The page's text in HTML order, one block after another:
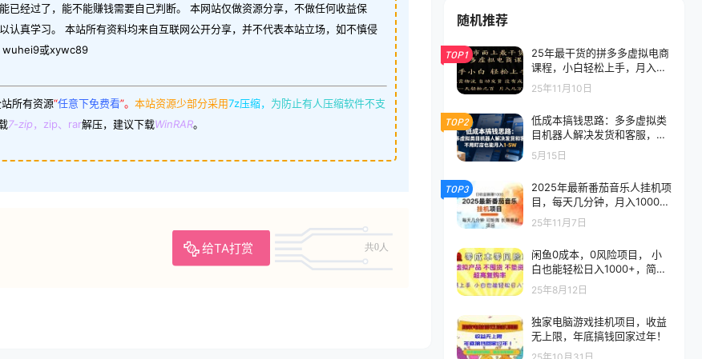
经过了，能不能赚钱需要自己判断。 本网站仅做资源分享，不做任何收益保
认真学习。 本站所有资料均来自互联网公开分享，并不代表本站立场，如不慎侵
wuhei9或xywc89
所有资源“任意下免费看”。 本站资源少部分采用7z压缩， 为防止有人压缩软件不支
7-zip，zip、rar解压，建议下载WinRAR。
给TA打赏 共0人
随机推荐
TOP1
25年最干货的拼多多虚拟电商
课程，小白轻松上手，月入过
万只是门槛！虚拟电商，如皓
月见青天！
25年11月10日
TOP2
低成本搞钱思路：多多虚拟类
目机器人解决发货和客服，不
用盯店也能月入1-5W
5月15日
TOP3
2025年最新番茄音乐人挂机项
目，每天几分钟，月入1000
＋，可矩阵，一台电脑支持多
个账号
25年11月7日
闲鱼0成本，0风险项目， 小
白也能轻松日入1000+，简单
易上手
25年8月12日
独家电脑游戏挂机项目，收益
无上限，年底搞钱回家过年！